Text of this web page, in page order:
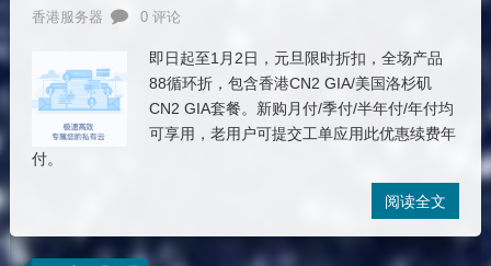
香港服务器
0 评论
即日起至1月2日，元旦限时折扣，全场产品
88循环折，包含香港CN2 GIA/美国洛杉矶
CN2 GIA套餐。新购月付/季付/半年付/年付均
可享用，老用户可提交工单应用此优惠续费年
付。
阅读全文